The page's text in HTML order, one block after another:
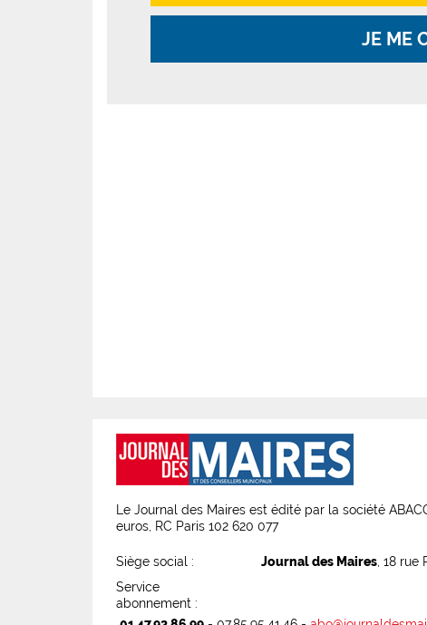
JE ME
Le Journal des Maires est édité par la société
euros, RC Paris 102 620 077
Siège social : Journal des Maires, 18 rue
Service
abonnement :